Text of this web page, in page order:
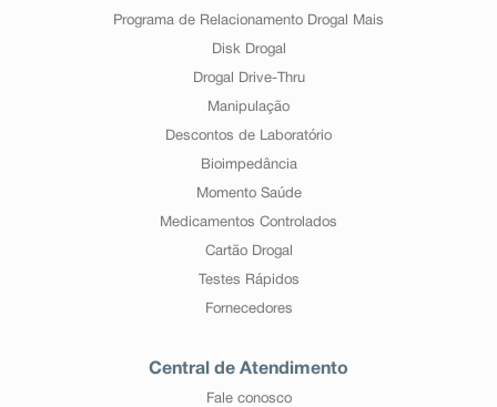
Programa de Relacionamento Drogal Mais
Disk Drogal
Drogal Drive-Thru
Manipulação
Descontos de Laboratório
Bioimpedância
Momento Saúde
Medicamentos Controlados
Cartão Drogal
Testes Rápidos
Fornecedores
Central de Atendimento
Fale conosco